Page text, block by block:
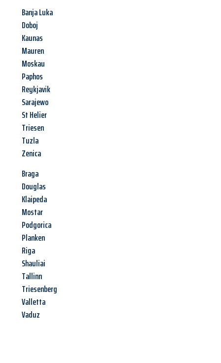
Banja Luka
Doboj
Kaunas
Mauren
Moskau
Paphos
Reykjavik
Sarajewo
St Helier
Triesen
Tuzla
Zenica
Braga
Douglas
Klaipeda
Mostar
Podgorica
Planken
Riga
Shauliai
Tallinn
Triesenberg
Valletta
Vaduz